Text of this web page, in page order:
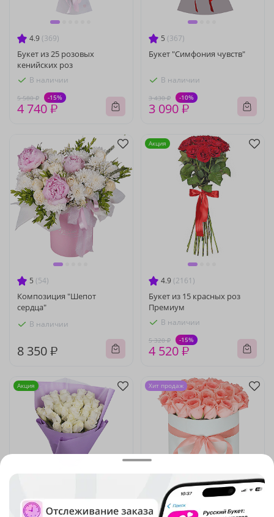
4.9 (369)
Букет из 25 розовых
кенийских роз
В наличии
5 580 ₽ -15%
4 740 ₽
5 (367)
Букет "Симфония чувств"
В наличии
3 430 ₽ -10%
3 090 ₽
5 (54)
Композиция "Шепот
сердца"
В наличии
8 350 ₽
4.9 (2161)
Букет из 15 красных роз
Премиум
В наличии
5 320 ₽ -15%
4 520 ₽
Акция
Акция Хит продаж